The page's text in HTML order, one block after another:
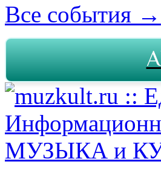
Все события →